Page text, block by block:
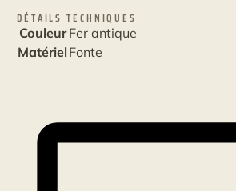
DÉTAILS TECHNIQUES
Couleur Fer antique
Matériel Fonte